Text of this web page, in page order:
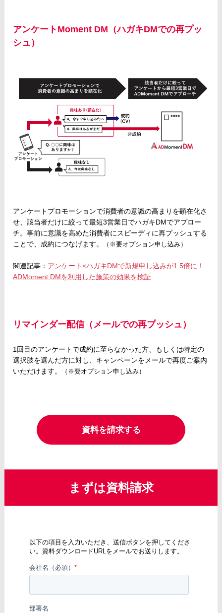
アンケートMoment DM（ハガキDMでの再プッ
シュ）
アンケートプロモーションで消費者の意識の高まりを顕在化さ
せ、該当者だけに絞って最短3営業日でハガキDMでアプロー
チ。事前に意識を高めた消費者にスピーディに再プッシュする
ことで、成約につなげます。
（※要オプション申し込み）
関連記事： アンケート×ハガキDMで新規申し込みが1.5倍に！
ADMoment DMを利用した施策の効果を検証
リマインダー配信（メールでの再プッシュ）
1回目のアンケートで成約に至らなかった方、もしくは特定の
選択肢を選んだ方に対し、キャンペーンをメールで再度ご案内
いただけます。
（※要オプション申し込み）
資料を請求する
まずは資料請求